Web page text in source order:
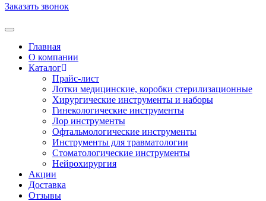
Заказать звонок
Toggle navigation
Главная
О компании
Каталог
Прайс-лист
Лотки медицинские, коробки стерилизационные
Хирургические инструменты и наборы
Гинекологические инструменты
Лор инструменты
Офтальмологические инструменты
Инструменты для травматологии
Стоматологические инструменты
Нейрохирургия
Акции
Доставка
Отзывы